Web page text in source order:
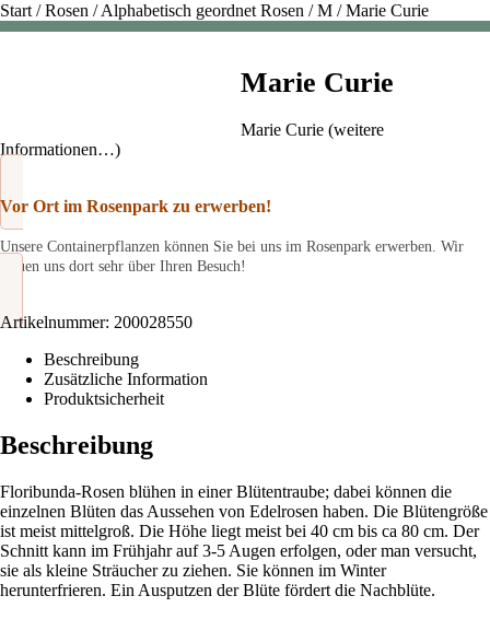
Start /Rosen /Alphabetisch geordnet Rosen /M /Marie Curie
Marie Curie
Marie Curie (weitere
Informationen…)
Vor Ort im Rosenpark zu erwerben!
Unsere Containerpflanzen können Sie bei uns im Rosenpark erwerben. Wir
freuen uns dort sehr über Ihren Besuch!
Artikelnummer: 200028550
Beschreibung
Zusätzliche Information
Produktsicherheit
Beschreibung
Floribunda-Rosen blühen in einer Blütentraube; dabei können die
einzelnen Blüten das Aussehen von Edelrosen haben. Die Blütengröße
ist meist mittelgroß. Die Höhe liegt meist bei 40 cm bis ca 80 cm. Der
Schnitt kann im Frühjahr auf 3-5 Augen erfolgen, oder man versucht,
sie als kleine Sträucher zu ziehen. Sie können im Winter
herunterfrieren. Ein Ausputzen der Blüte fördert die Nachblüte.